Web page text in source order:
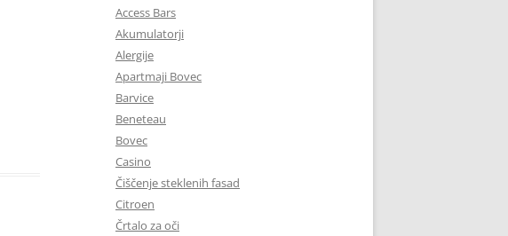
Access Bars
Akumulatorji
Alergije
Apartmaji Bovec
Barvice
Beneteau
Bovec
Casino
Čiščenje steklenih fasad
Citroen
Črtalo za oči